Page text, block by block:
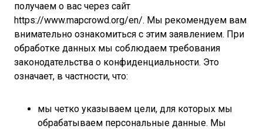
получаем о вас через сайт
https://www.mapcrowd.org/en/. Мы рекомендуем вам
внимательно ознакомиться с этим заявлением. При
обработке данных мы соблюдаем требования
законодательства о конфиденциальности. Это
означает, в частности, что:
мы четко указываем цели, для которых мы
обрабатываем персональные данные. Мы